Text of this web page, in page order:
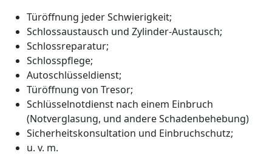
Türöffnung jeder Schwierigkeit;
Schlossaustausch und Zylinder-Austausch;
Schlossreparatur;
Schlosspflege;
Autoschlüsseldienst;
Türöffnung von Tresor;
Schlüsselnotdienst nach einem Einbruch
(Notverglasung, und andere Schadenbehebung)
Sicherheitskonsultation und Einbruchschutz;
u. v. m.